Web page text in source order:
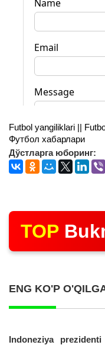
Futbol yangiliklari ||
Футбол хабарлари
Дўстларга юборинг:
TOP
ENG KO'P
Indoneziya